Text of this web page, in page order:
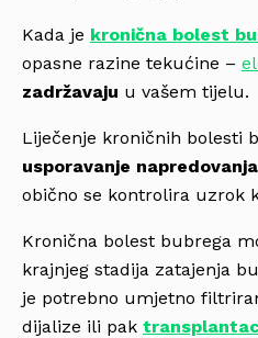
Kada je kronična bolest
opasne razine tekućine –
zadržavaju u vašem tijelu.
Liječenje kroničnih bolesti
usporavanje
obično se kontrolira uzrok
Kronična bolest bubrega
krajnjeg stadija zatajenja
je potrebno umjetno
dijalize ili pak